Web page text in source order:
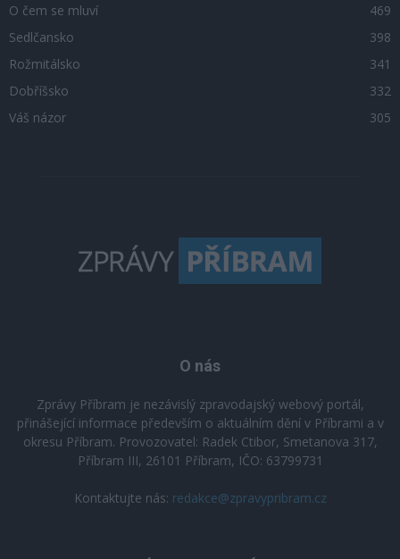
O čem se mluví
469
Sedlčansko
398
Rožmitálsko
341
Dobříšsko
332
Váš názor
305
O nás
Zprávy Příbram je nezávislý zpravodajský webový portál,
přinášející informace především o aktuálním dění v Příbrami a v
okresu Příbram. Provozovatel: Radek Ctibor, Smetanova 317,
Příbram III, 26101 Příbram, IČO: 63799731
Kontaktujte nás: redakce@zpravypribram.cz